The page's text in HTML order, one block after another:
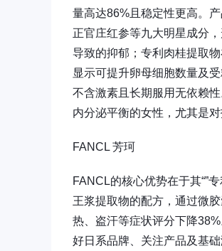
量高达86%且稳定性更高。
正官庄红参等九大明星成分
导致的抑郁；专利肉桂提取
显示可提升卵母细胞数量及
不含激素且长期服用无依赖
内分泌平衡的女性，尤其是
FANCL 芳珂
FANCL的核心优势在于其“”
王浆提取物的配方，通过微
热、盗汗等症状评分下降
好日系品牌、关注产品及基